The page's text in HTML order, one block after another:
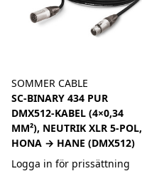
SOMMER CABLE
SC-BINARY 434 PUR
DMX512-KABEL (4×0,34
MM²), NEUTRIK XLR 5-POL,
HONA → HANE (DMX512)
Logga in för prissättning